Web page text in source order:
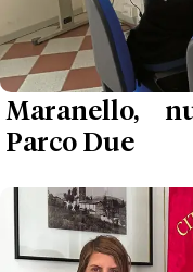
Maranello,
Parco Due